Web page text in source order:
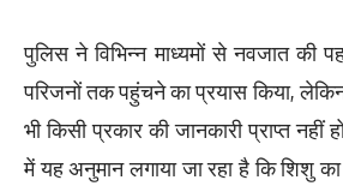
पुलिस ने विभिन्न माध्यमों से नवजात की
परिजनों तक पहुंचने का प्रयास किया,
भी किसी प्रकार की जानकारी प्राप्त नहीं
में यह अनुमान लगाया जा रहा है कि शिशु